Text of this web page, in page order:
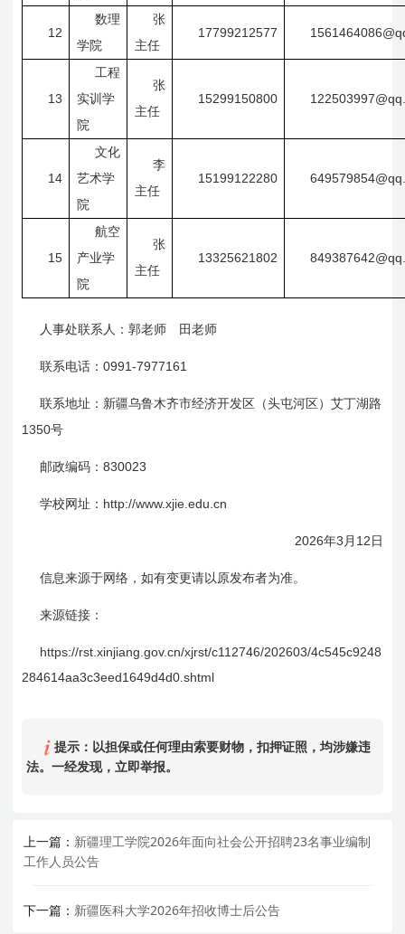
12
数理
学院
张
主任
17799212577
13
工程
实训学
院
张
主任
15299150800
14
文化
艺术学
院
李
主任
15199122280
15
航空
产业学
院
张
主任
13325621802
人事处联系人：郭老师 田老师
联系电话：0991-7977161
联系地址：新疆乌鲁木齐市经济开发区（头屯河区）艾丁湖路
1350号
邮政编码：830023
学校网址： http://www.xjie.edu.cn
2026年3 月 12 日
信息来源于网络，如有变更请以原发布者为准。
来源链接：
https://rst.xinjiang.gov.cn/xjrst/c112746/202603/4c545c9248
284614aa3c3eed1649d4d0.shtml
提示：以担保或任何理由索要财物，扣押证照，均涉嫌违
法。一经发现，立即举报。
上一篇： 新疆理工学院2026年面向社会公开招聘23名事业编制
工作人员公告
下一篇： 新疆医科大学2026年招收博士后公告